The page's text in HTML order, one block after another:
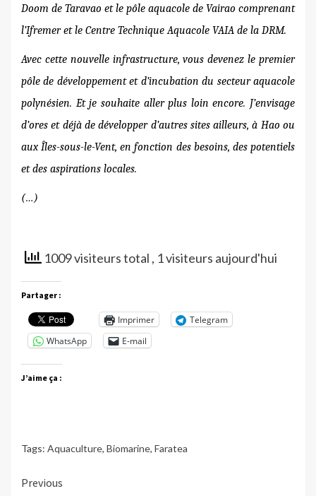
Doom de Taravao et le pôle aquacole de Vairao comprenant
l’Ifremer et le Centre Technique Aquacole VAIA de la DRM.
Avec cette nouvelle infrastructure, vous devenez le premier
pôle de développement et d’incubation du secteur aquacole
polynésien. Et je souhaite aller plus loin encore. J’envisage
d’ores et déjà de développer d’autres sites ailleurs, à Hao ou
aux Îles-sous-le-Vent, en fonction des besoins, des potentiels
et des aspirations locales.
(…)
1009 visiteurs total , 1 visiteurs aujourd'hui
Partager :
Imprimer
Telegram
WhatsApp
E-mail
J’aime ça :
Tags: Aquaculture, Biomarine, Faratea
Continue
Previous